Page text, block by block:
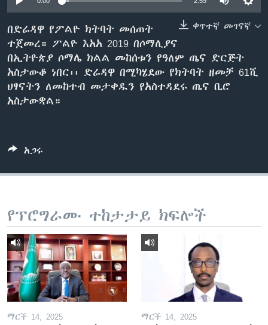
ቋንቋዎች
ቀጥተኛ መገናኛ
በድሬዳዋ የፖልዮ ክትባት መሰጠት
ተጀመረ። ፖልዮ እአአ 2019 በሶማሊያና
በኢትዮጵያ ሶማሌ ክልል መከሰቱን የዓለም ጤና ድርጅት
አስታውቆ ነበር፡፡ ድሬዳዋ በሚካሄደው የክትባት ዘመቻ 61ሺ
ህፃናትን ለመከተብ መታቀዱን የአስተዳደሩ ጤና ቢሮ
አስታውቋል።
አጋሩ
የፕሮግራሙ ተከታታይ ክፍሎች
ማርች 14, 2025 ማርች 14, 2025